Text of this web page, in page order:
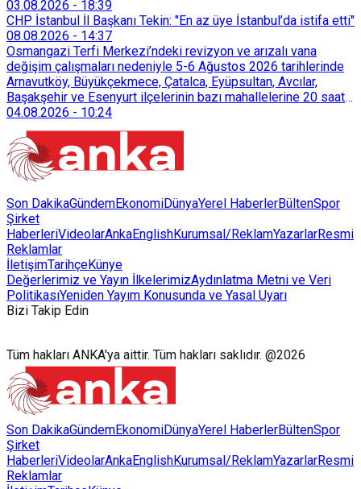
03.08.2026 - 18:39
CHP İstanbul İl Başkanı Tekin: "En az üye İstanbul’da istifa etti"
08.08.2026 - 14:37
Osmangazi Terfi Merkezi’ndeki revizyon ve arızalı vana
değişim çalışmaları nedeniyle 5-6 Ağustos 2026 tarihlerinde
Arnavutköy, Büyükçekmece, Çatalca, Eyüpsultan, Avcılar,
Başakşehir ve Esenyurt ilçelerinin bazı mahallelerine 20 saat
süreyle su verilemeyecek.
04.08.2026 - 10:24
Son DakikaGündemEkonomiDünyaYerel HaberlerBültenSpor
Şirket
HaberleriVideolarAnkaEnglishKurumsal/ReklamYazarlarResmi
Reklamlar
İletişimTarihçeKünye
Değerlerimiz ve Yayın İlkelerimizAydınlatma Metni ve Veri
PolitikasıYeniden Yayım Konusunda ve Yasal Uyarı
Bizi Takip Edin
Tüm hakları ANKA'ya aittir. Tüm hakları saklıdır. @2026
Son DakikaGündemEkonomiDünyaYerel HaberlerBültenSpor
Şirket
HaberleriVideolarAnkaEnglishKurumsal/ReklamYazarlarResmi
Reklamlar